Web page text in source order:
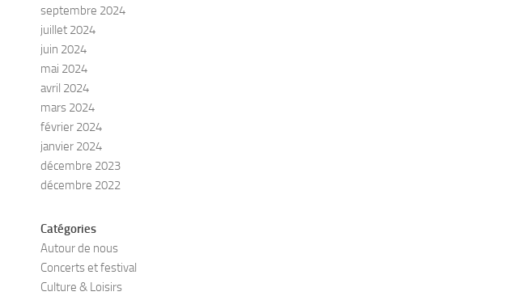
septembre 2024
juillet 2024
juin 2024
mai 2024
avril 2024
mars 2024
février 2024
janvier 2024
décembre 2023
décembre 2022
Catégories
Autour de nous
Concerts et festival
Culture & Loisirs